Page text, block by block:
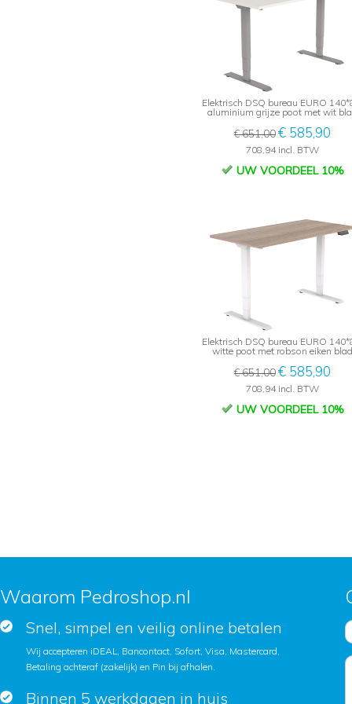
Elektrisch DSQ bureau EURO
aluminium grijze poot met wit
€ 651,00€ 585,90
708,94 incl. BTW
UW VOORDEEL 10%
Elektrisch DSQ bureau EURO
witte poot met robson eiken blad
€ 651,00€ 585,90
708,94 incl. BTW
UW VOORDEEL 10%
Waarom Pedroshop.nl
Snel, simpel en veilig online betalen
Wij accepteren iDEAL, Bancontact, Sofort, Visa, Mastercard,
Betaling achteraf (zakelijk) en Pin bij afhalen.
Binnen 5 werkdagen in huis